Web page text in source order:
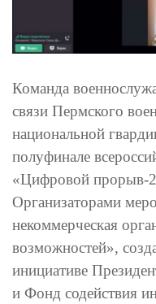
Команда
связи Пермского
национальной
полуфинале
«Цифровой прорыв-
Организаторами
некоммерческая
возможностей»,
инициативе
и Фонд содействия